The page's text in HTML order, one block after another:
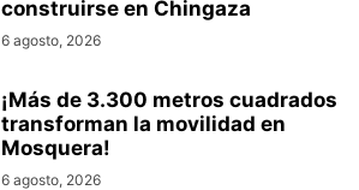
construirse en Chingaza
6 agosto, 2026
¡Más de 3.300 metros cuadrados
transforman la movilidad en
Mosquera!
6 agosto, 2026